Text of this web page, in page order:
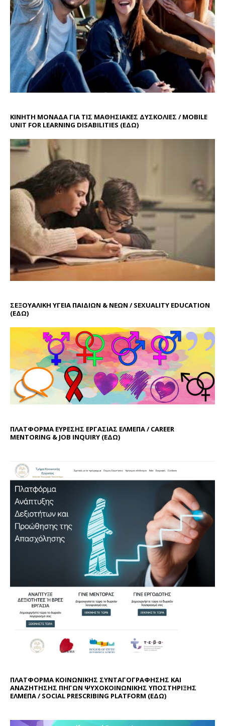
ΚΙΝΗΤΗ ΜΟΝΑΔΑ ΓΙΑ ΤΙΣ ΜΑΘΗΣΙΑΚΕΣ ΔΥΣΚΟΛΙΕΣ / MOBILE
UNIT FOR LEARNING DISABILITIES (ΕΔΩ)
ΣΕΞΟΥΑΛΙΚΗ ΥΓΕΙΑ ΠΑΙΔΙΩΝ & ΝΕΩΝ / SEXUALITY EDUCATION
(ΕΔΩ)
ΠΛΑΤΦΟΡΜΑ ΕΥΡΕΣΗΣ ΕΡΓΑΣΙΑΣ ΕΛΜΕΠΑ / CAREER
MENTORING & JOB INQUIRY (ΕΔΩ)
ΠΛΑΤΦΟΡΜΑ ΚΟΙΝΩΝΙΚΗΣ ΣΥΝΤΑΓΟΓΡΑΦΗΣΗΣ ΚΑΙ
ΑΝΑΖΗΤΗΣΗΣ ΠΗΓΩΝ ΨΥΧΟΚΟΙΝΩΝΙΚΗΣ ΥΠΟΣΤΗΡΙΞΗΣ
ΕΛΜΕΠΑ / SOCIAL PRESCRIBING PLATFORM (ΕΔΩ)